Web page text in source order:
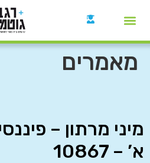
מאמרים
מיני מרתון –
א’ – 10867